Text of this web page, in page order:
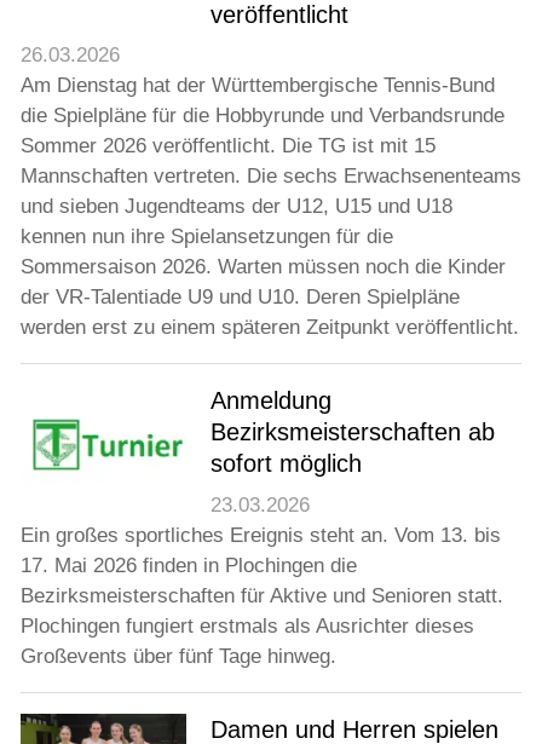
veröffentlicht
26.03.2026
Am Dienstag hat der Württembergische Tennis-Bund
die Spielpläne für die Hobbyrunde und Verbandsrunde
Sommer 2026 veröffentlicht. Die TG ist mit 15
Mannschaften vertreten. Die sechs Erwachsenenteams
und sieben Jugendteams der U12, U15 und U18
kennen nun ihre Spielansetzungen für die
Sommersaison 2026. Warten müssen noch die Kinder
der VR-Talentiade U9 und U10. Deren Spielpläne
werden erst zu einem späteren Zeitpunkt veröffentlicht.
Anmeldung
Bezirksmeisterschaften ab
sofort möglich
23.03.2026
Ein großes sportliches Ereignis steht an. Vom 13. bis
17. Mai 2026 finden in Plochingen die
Bezirksmeisterschaften für Aktive und Senioren statt.
Plochingen fungiert erstmals als Ausrichter dieses
Großevents über fünf Tage hinweg.
Damen und Herren spielen